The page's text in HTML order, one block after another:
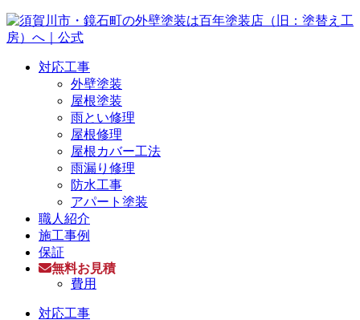
対応工事
外壁塗装
屋根塗装
雨とい修理
屋根修理
屋根カバー工法
雨漏り修理
防水工事
アパート塗装
職人紹介
施工事例
保証
無料お見積
費用
対応工事